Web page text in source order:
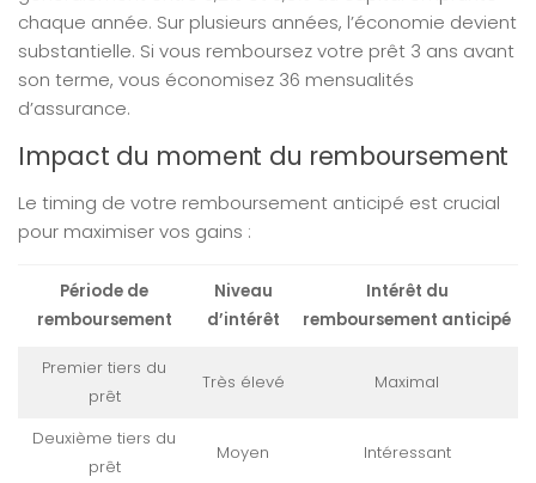
chaque année. Sur plusieurs années, l’économie devient
substantielle. Si vous remboursez votre prêt 3 ans avant
son terme, vous économisez 36 mensualités
d’assurance.
Impact du moment du remboursement
Le timing de votre remboursement anticipé est crucial
pour maximiser vos gains :
Période de
remboursement
Niveau
d’intérêt
Intérêt du
remboursement anticipé
Premier tiers du
prêt
Très élevé Maximal
Deuxième tiers du
prêt
Moyen Intéressant